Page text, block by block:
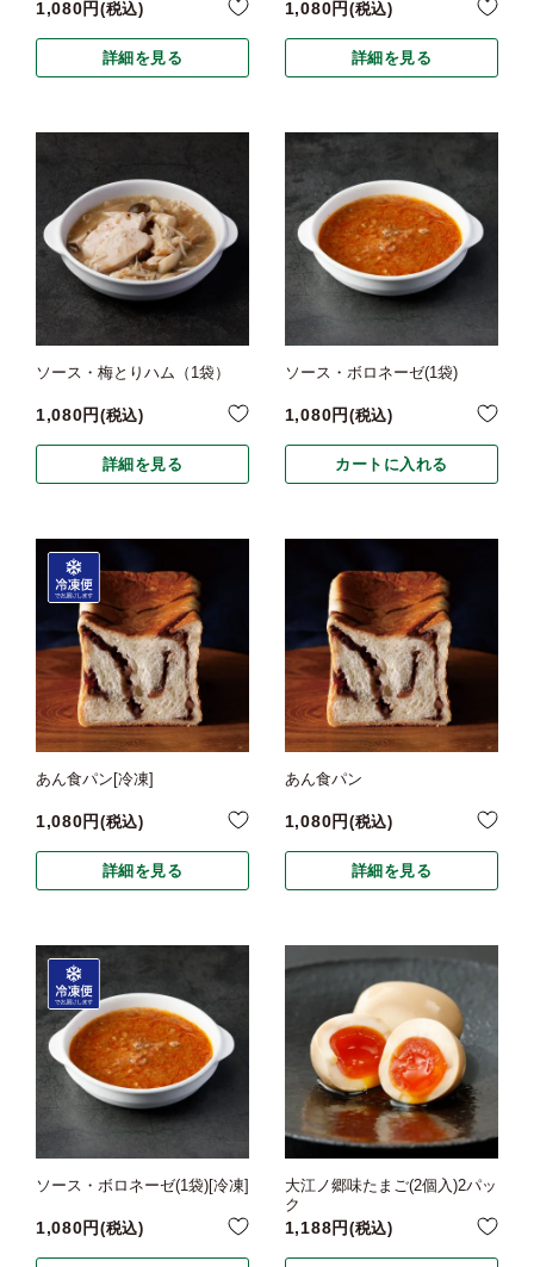
1,080 税込
詳細を見る
1,080 税込
詳細を見る
ソース・梅とりハム（1袋）
1,080 税込
詳細を見る
ソース・ボロネーゼ(1袋)
1,080 税込
カートに入れる
あん食パン[冷凍]
1,080 税込
詳細を見る
あん食パン
1,080 税込
詳細を見る
ソース・ボロネーゼ(1袋)[冷凍]
1,080 税込
大江ノ郷味たまご(2個入)2パッ
ク
1,188 税込